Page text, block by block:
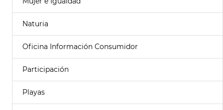
Naturia
Oficina Información Consumidor
Participación
Playas